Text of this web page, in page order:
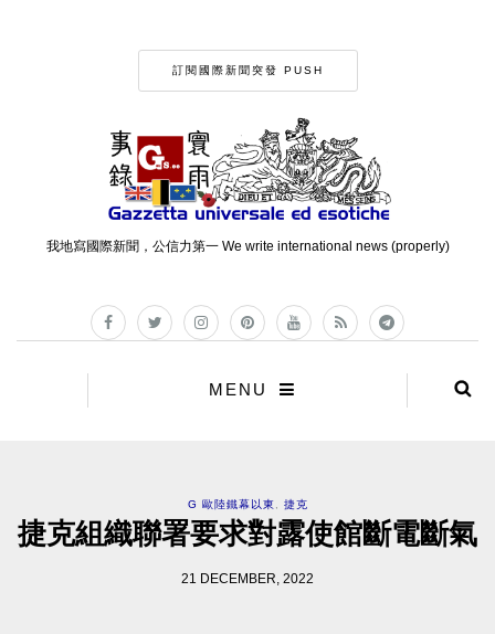
訂閱國際新聞突發 PUSH
我地寫國際新聞，公信力第一 We write international news (properly)
MENU
G 歐陸鐵幕以東 捷克
捷克組織聯署要求對露使館斷電斷氣
21 DECEMBER, 2022